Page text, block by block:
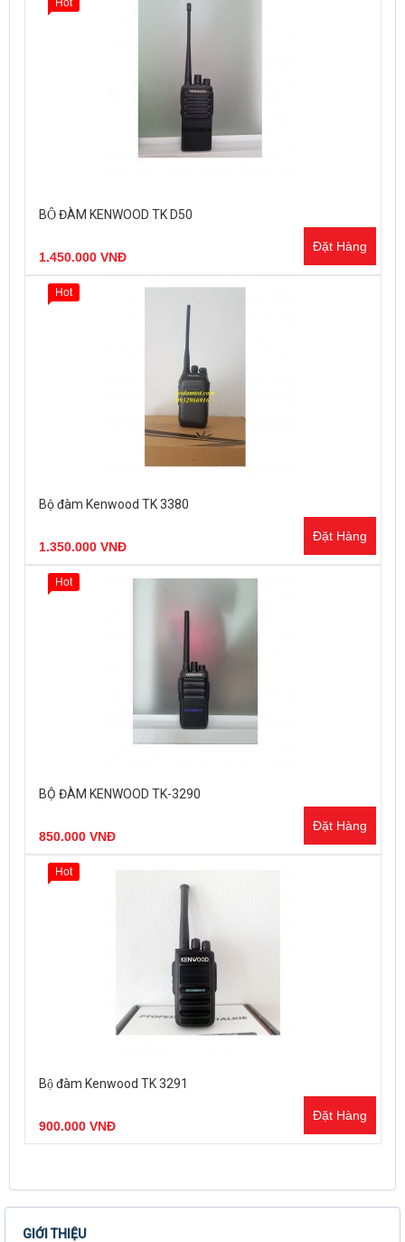
BỘ ĐÀM KENWOOD TK D50
1.450.000 VNĐ
Đặt Hàng
Hot
Bộ đàm Kenwood TK 3380
1.350.000 VNĐ
Đặt Hàng
Hot
BỘ ĐÀM KENWOOD TK-3290
850.000 VNĐ
Đặt Hàng
Hot
Bộ đàm Kenwood TK 3291
900.000 VNĐ
Đặt Hàng
Hot
GIỚI THIỆU